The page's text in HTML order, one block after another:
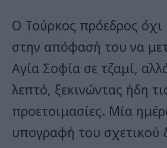
Ο Τούρκος πρόεδρος όχι
στην απόφασή του να
Αγία Σοφία σε τζαμί,
λεπτό, ξεκινώντας ήδη
προετοιμασίες. Μία
υπογραφή του σχετικού